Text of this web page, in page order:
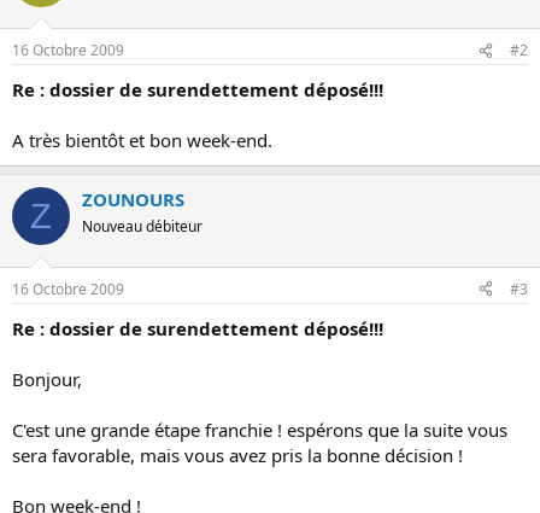
16 Octobre 2009 #2
Re : dossier de surendettement déposé!!!
A très bientôt et bon week-end.
Z ZOUNOURS
Nouveau débiteur
16 Octobre 2009 #3
Re : dossier de surendettement déposé!!!
Bonjour,
C'est une grande étape franchie ! espérons que la suite vous
sera favorable, mais vous avez pris la bonne décision !
Bon week-end !